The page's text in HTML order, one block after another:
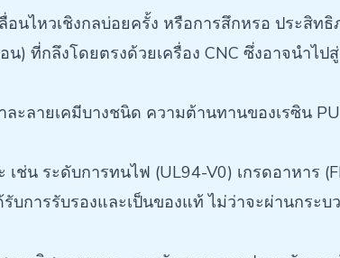
นไหวเชิงกลบ่อยครั้ง หรือการสึกหรอ ประสิทธิ
) ที่กลึงโดยตรงด้วยเครื่อง CNC ซึ่งอาจนำไป
ลายเคมีบางชนิด ความต้านทานของเรซิน
น ระดับการทนไฟ (UL94-V0) เกรดอาหาร
การรับรองและเป็นของแท้ ไม่ว่าจะผ่านกระบ